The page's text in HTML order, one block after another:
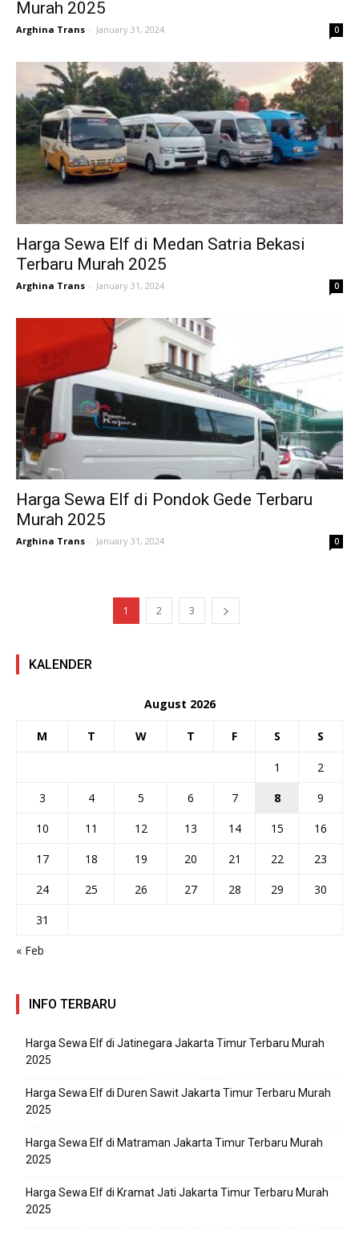
Murah 2025
Arghina Trans - January 31, 2024 0
Harga Sewa Elf di Medan Satria Bekasi
Terbaru Murah 2025
Arghina Trans - January 31, 2024 0
Harga Sewa Elf di Pondok Gede Terbaru
Murah 2025
Arghina Trans - January 31, 2024 0
1 2 3
KALENDER
August 2026
M T W T F S S
« Feb
1
2
3
4 5 6 7 8
9
10
11 12 13 14 15
16
17
18 19 20 21 22
23
24
25 26 27 28 29
30
31
INFO TERBARU
Harga Sewa Elf di Jatinegara Jakarta Timur Terbaru Murah
2025
Harga Sewa Elf di Duren Sawit Jakarta Timur Terbaru Murah
2025
Harga Sewa Elf di Matraman Jakarta Timur Terbaru Murah
2025
Harga Sewa Elf di Kramat Jati Jakarta Timur Terbaru Murah
2025